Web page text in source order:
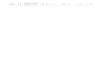
文化園區(騎YouBike約